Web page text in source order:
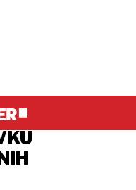
HGK IM